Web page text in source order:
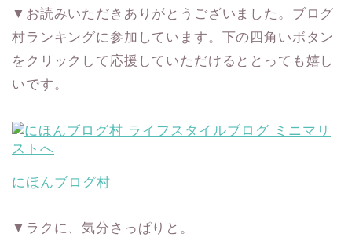
▼お読みいただきありがとうございました。ブログ
村ランキングに参加しています。下の四角いボタン
をクリックして応援していただけるととっても嬉し
いです。
にほんブログ村
▼ラクに、気分さっぱりと。